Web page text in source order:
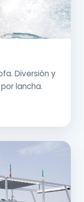
Diversión y
lancha.